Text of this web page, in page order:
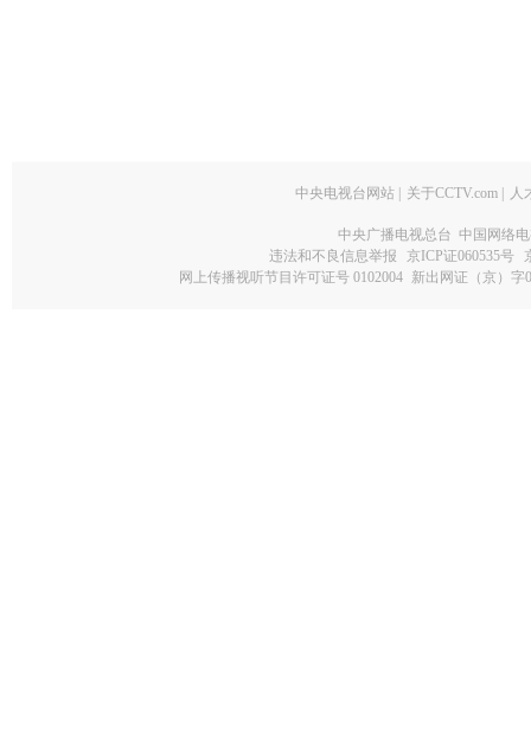
中央电视台网站 关于CCTV.com 人
中央广播电视总台 中国网络
违法和不良信息举报
京ICP证060535号
网上传播视听节目许可证号 0102004 新出网证（京）